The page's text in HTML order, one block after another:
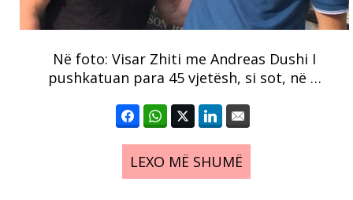
Në foto: Visar Zhiti me Andreas Dushi I
pushkatuan para 45 vjetësh, si sot, në …
LEXO MË SHUMË